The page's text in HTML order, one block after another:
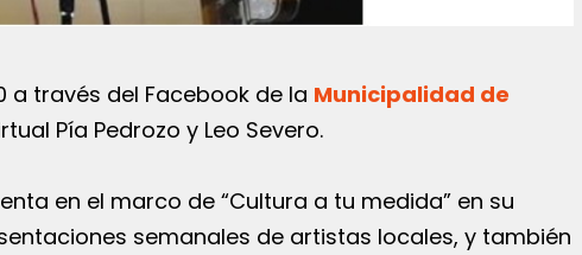
a través del Facebook de la Municipalidad de
Pía Pedrozo y Leo Severo.
en el marco de “Cultura a tu medida” en su
semanales de artistas locales, y también